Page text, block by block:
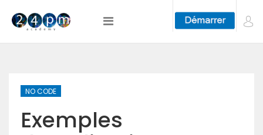
NO CODE
Exemples